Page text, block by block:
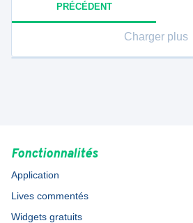
PRÉCÉDENT
Charger plus
Fonctionnalités
Application
Lives commentés
Widgets gratuits